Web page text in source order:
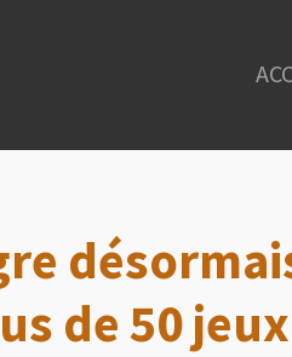
de 50 jeux